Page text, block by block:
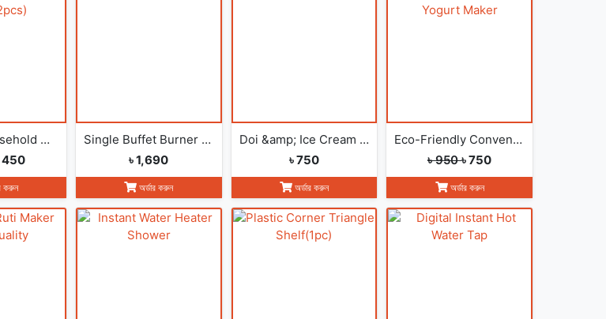
Silicone Household Kitchen Washing Glove(2pcs)
450
করুন
Single Buffet Burner Electric Hot Plate
৳ 1,690
অর্ডার করুন
Doi &amp; Ice Cream Maker
৳ 750
অর্ডার করুন
Eco-Friendly Convenience Automatic Yogurt Maker
৳ 950৳ 750
অর্ডার করুন